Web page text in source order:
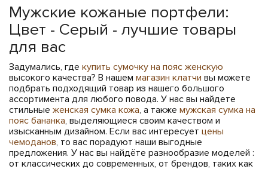
Мужские кожаные портфели:
Цвет - Серый - лучшие товары
для вас
Задумались, где купить сумочку на пояс женскую
высокого качества? В нашем магазин клатчи вы можете
подбрать подходящий товар из нашего большого
ассортимента для любого повода. У нас вы найдете
стильные женская сумка кожа, а также мужская сумка на
пояс бананка, выделяющиеся своим качеством и
изысканным дизайном. Если вас интересует цены
чемоданов, то вас порадуют наши выгодные
предложения. У нас вы найдёте разнообразие моделей :
от классических до современных, от брендов, таких как